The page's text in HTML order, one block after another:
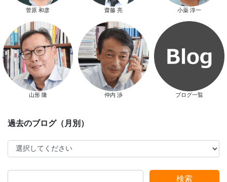
スタッフ別ブログ
菅原 和彦 齋藤 亮 小薬 淳一
山形 隆 仲内 渉 ブログ一覧
検索